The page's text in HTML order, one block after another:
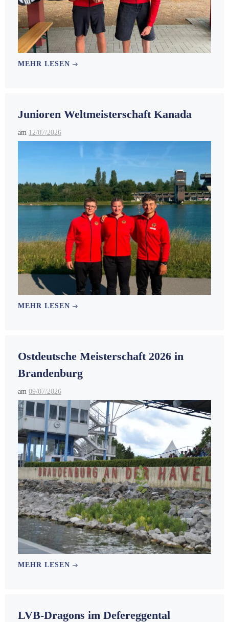
MEHR LESEN
Junioren Weltmeisterschaft Kanada
am 12/07/2026
MEHR LESEN
Ostdeutsche Meisterschaft 2026 in
Brandenburg
am 09/07/2026
MEHR LESEN
LVB-Dragons im Defereggental